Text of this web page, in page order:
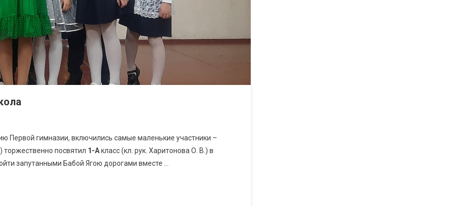
Первой гимназии, включились самые маленькие участники –
торжественно посвятил 1-Акласс (кл. рук. Харитонова О. В.) в
запутанными Бабой Ягою дорогами вместе …